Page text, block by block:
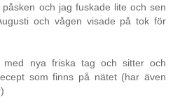
och jag fuskade lite och sen
och vågen visade på tok för
nya friska tag och sitter och
som finns på nätet (har även